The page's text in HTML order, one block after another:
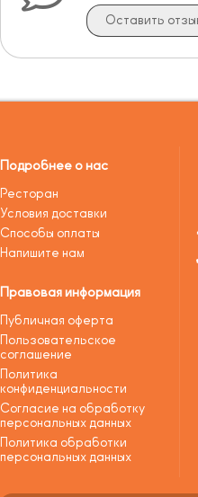
Оставить
Подробнее о нас
Ресторан
Условия доставки
Способы оплаты
Напишите нам
Правовая информация
Публичная оферта
Пользовательское
соглашение
Политика
конфиденциальности
Согласие на обработку
персональных данных
Политика обработки
персональных данных